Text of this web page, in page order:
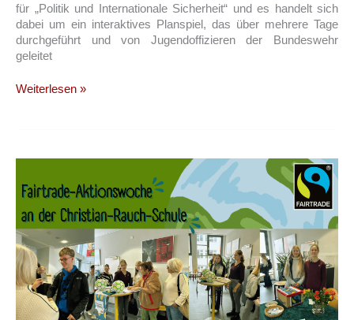
für „Politik und Internationale Sicherheit“ und es handelt sich
dabei um ein interaktives Planspiel, das über mehrere Tage
durchgeführt und von Jugendoffizieren der Bundeswehr
geleitet
POL&IS
Q3
Weiterlesen »